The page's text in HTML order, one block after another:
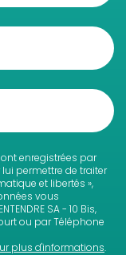
enregistrées par
permettre de traiter
et libertés »,
vous
SA - 10 Bis,
ou par Téléphone
plus d'informations.